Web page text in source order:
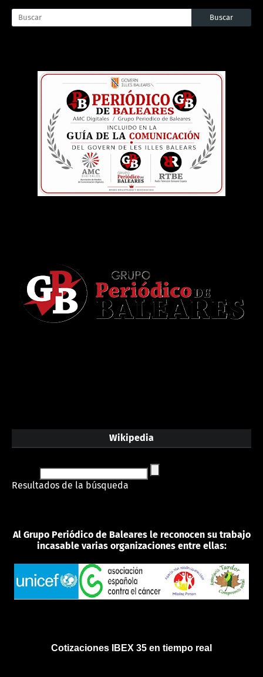
Wikipedia
Resultados de la búsqueda
Al Grupo Periódico de Baleares le reconocen su trabajo
incasable varias organizaciones entre ellas:
Cotizaciones IBEX 35 en tiempo real